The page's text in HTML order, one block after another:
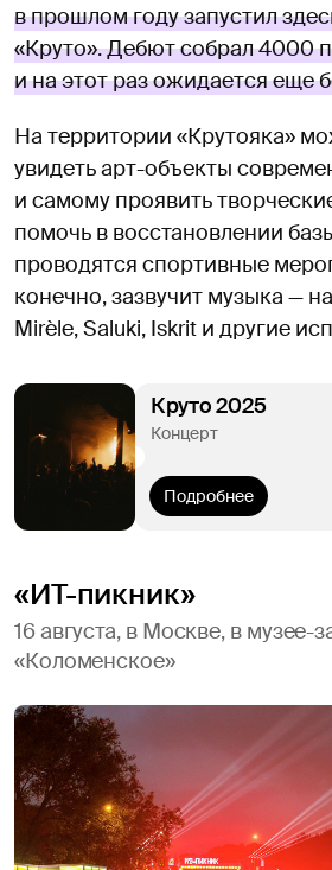
в прошлом году запустил
«Круто». Дебют собрал 4000
и на этот раз ожидается еще
На территории «Крутояка»
увидеть арт-объекты
и самому проявить
помочь в восстановлении
проводятся спортивные
конечно, зазвучит музыка —
Mirèle, Saluki, Iskrit и другие
Круто 2025
Концерт
Подробнее
«ИТ-пикник»
16 августа, в Москве, в музее-
«Коломенское»